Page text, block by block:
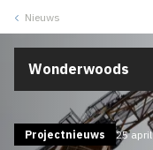
Nieuws
Wonderwoods
Projectnieuws 25